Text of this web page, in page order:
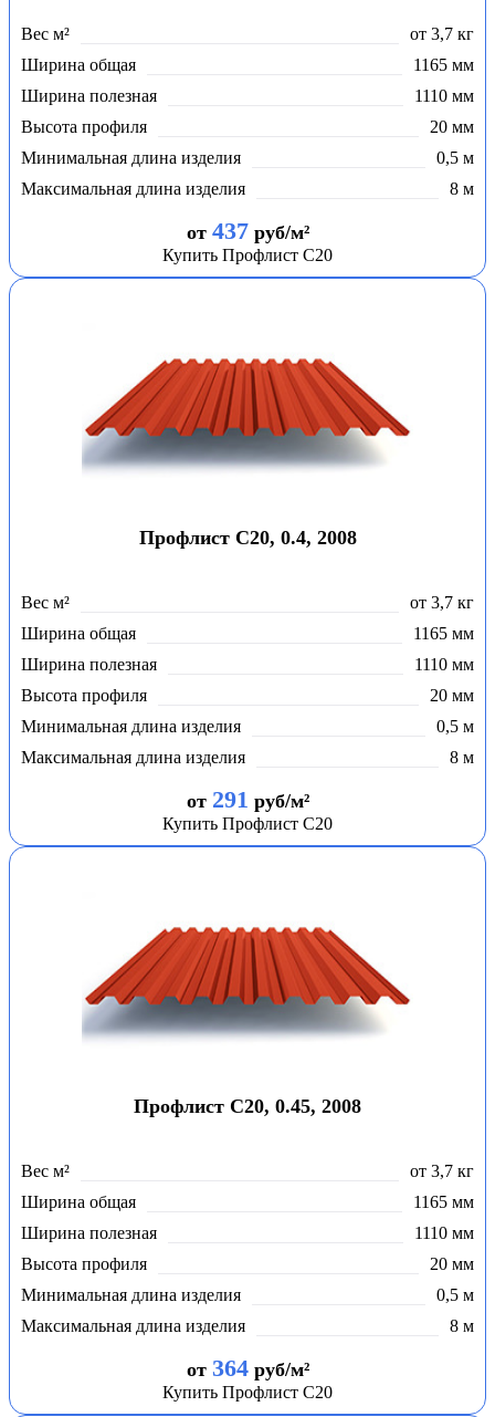
Вес м²
от 3,7 кг
Ширина общая
1165 мм
Ширина полезная
1110 мм
Высота профиля
20 мм
Минимальная длина изделия
0,5 м
Максимальная длина изделия
8 м
от 437руб/м²
Купить Профлист С20
Профлист С20, 0.4, 2008
Вес м²
от 3,7 кг
Ширина общая
1165 мм
Ширина полезная
1110 мм
Высота профиля
20 мм
Минимальная длина изделия
0,5 м
Максимальная длина изделия
8 м
от 291 руб/м²
Купить Профлист С20
Профлист С20, 0.45, 2008
Вес м²
от 3,7 кг
Ширина общая
1165 мм
Ширина полезная
1110 мм
Высота профиля
20 мм
Минимальная длина изделия
0,5 м
Максимальная длина изделия
8 м
от 364руб/м²
Купить Профлист С20